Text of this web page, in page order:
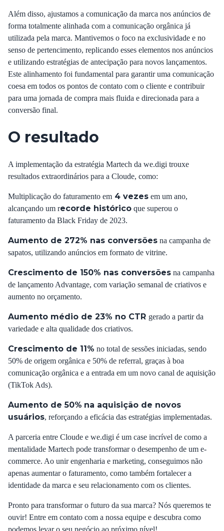
Além disso, ajustamos a comunicação da marca nos anúncios de
forma totalmente alinhada com a comunicação orgânica já
utilizada pela marca. Mantivemos o foco na exclusividade e no
senso de pertencimento, replicando esses elementos nos anúncios
e utilizando estratégias de antecipação para novos lançamentos.
Este alinhamento foi fundamental para garantir uma comunicação
coesa em todos os pontos de contato com o cliente e contribuir
para uma jornada de compra mais fluida e direcionada para a
conversão final.
O resultado
A implementação da estratégia Martech da we.digi trouxe
resultados extraordinários para a Cloude, como:
Multiplicação do faturamento em 4 vezes em um ano,
alcançando um recorde histórico que superou o
faturamento da Black Friday de 2023.
Aumento de 272% nas conversões na campanha de
sapatos, utilizando anúncios em formato de vitrine.
Crescimento de 150% nas conversões na campanha
de lançamento Advantage, com variação semanal de criativos e
aumento no orçamento.
Aumento médio de 23% no CTR gerado a partir da
variedade e alta qualidade dos criativos.
Crescimento de 11% no total de sessões iniciadas, sendo
50% de origem orgânica e 50% de referral, graças à boa
comunicação orgânica e a entrada em um novo canal de aquisição
(TikTok Ads).
Aumento de 50% na aquisição de novos
usuários, reforçando a eficácia das estratégias implementadas.
A parceria entre Cloude e we.digi é um case incrível de como a
mentalidade Martech pode transformar o desempenho de um e-
commerce. Ao unir engenharia e marketing, conseguimos não
apenas aumentar o faturamento, como também fortalecer a
identidade da marca e seu relacionamento com os clientes.
Pronto para transformar o futuro da sua marca? Nós queremos te
ouvir! Entre em contato com a nossa equipe e descubra como
podemos levar o seu negócio ao próximo nível!